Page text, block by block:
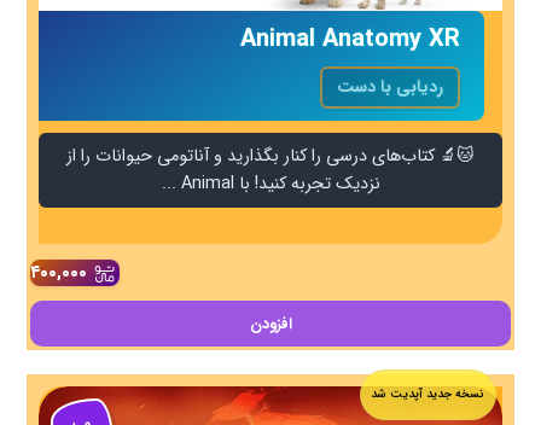
Animal Anatomy XR
ردیابی با دست
🐱🔬 کتاب‌های درسی را کنار بگذارید و آناتومی حیوانات را از
نزدیک تجربه کنید! با Animal ...
۴۰۰,۰۰۰
افزودن
نسخه جدید آپدیت شد